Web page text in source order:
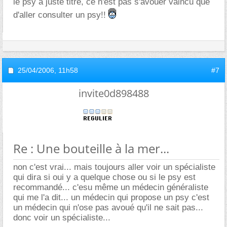
d'aller consulter un psy!!
25/04/2006, 11h58 #7
invite0d898488
Re : Une bouteille à la mer...
non c'est vrai... mais toujours aller voir un spécialiste
qui dira si oui y a quelque chose ou si le psy est
recommandé... c'esu même un médecin généraliste
qui me l'a dit... un médecin qui propose un psy c'est
un médecin qui n'ose pas avoué qu'il ne sait pas...
donc voir un spécialiste...